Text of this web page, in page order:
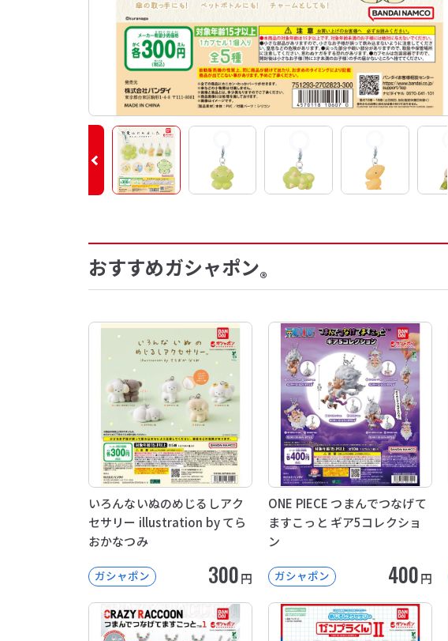
おすすめガシャポン®
いろんないぬのめじるしアク
セサリー illustration by てら
おかなつみ
ガシャポン 300円
ONE PIECE つまんでつなげて
ますこっと ギア5コレクショ
ン
ガシャポン 400円